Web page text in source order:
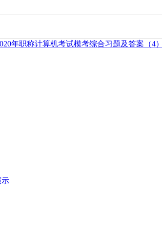
年职称计算机考试模考综合习题及答案（4）
示